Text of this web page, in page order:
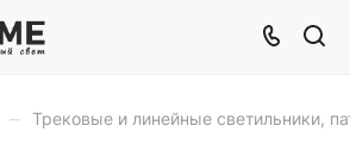
– Трековые и линейные светильники,